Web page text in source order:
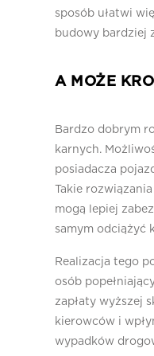
sposób ułatwi
budowy bardziej
A MOŻE
Bardzo dobrym
karnych.
posiadacza
Takie
mogą lepiej
samym odciążyć
Realizacja tego
osób
zapłaty wyższej
kierowców i
wypadków